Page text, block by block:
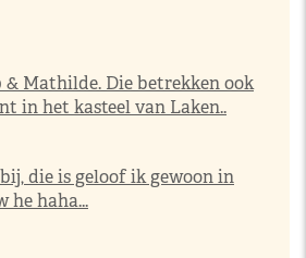
Mathilde. Die betrekken ook
in het kasteel van Laken..
die is geloof ik gewoon in
he haha...